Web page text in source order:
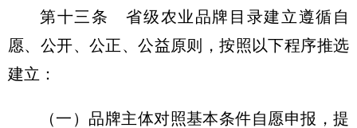
第十三条 省级农业品牌目录建立遵循自
愿、公开、公正、公益原则，按照以下程序推选
建立：
（一）品牌主体对照基本条件自愿申报，提